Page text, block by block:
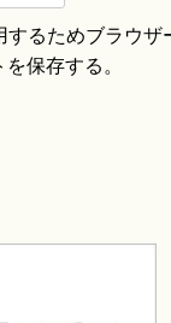
るためブラウザ
保存する。